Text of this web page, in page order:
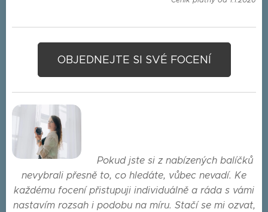
OBJEDNEJTE SI SVÉ FOCENÍ
Pokud jste si z nabízených balíčků
nevybrali přesně to, co hledáte, vůbec nevadí. Ke
každému focení přistupuji individuálně a ráda s vámi
nastavím rozsah i podobu na míru. Stačí se mi ozvat,